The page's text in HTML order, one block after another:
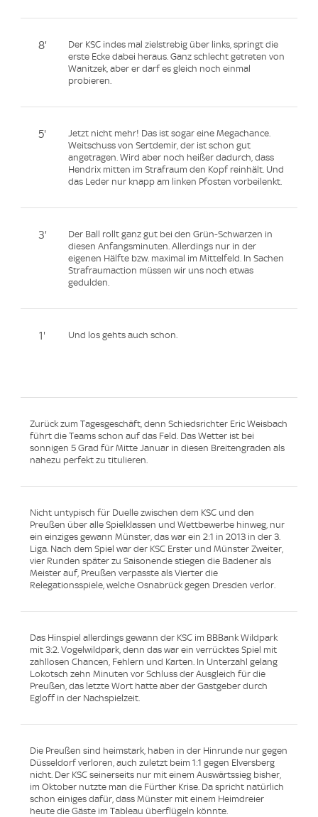
8'
Der KSC indes mal zielstrebig über links, springt die
erste Ecke dabei heraus. Ganz schlecht getreten von
Wanitzek, aber er darf es gleich noch einmal
probieren.
5'
Jetzt nicht mehr! Das ist sogar eine Megachance.
Weitschuss von Sertdemir, der ist schon gut
angetragen. Wird aber noch heißer dadurch, dass
Hendrix mitten im Strafraum den Kopf reinhält. Und
das Leder nur knapp am linken Pfosten vorbeilenkt.
3'
Der Ball rollt ganz gut bei den Grün-Schwarzen in
diesen Anfangsminuten. Allerdings nur in der
eigenen Hälfte bzw. maximal im Mittelfeld. In Sachen
Strafraumaction müssen wir uns noch etwas
gedulden.
1' Und los gehts auch schon.
Zurück zum Tagesgeschäft, denn Schiedsrichter Eric Weisbach
führt die Teams schon auf das Feld. Das Wetter ist bei
sonnigen 5 Grad für Mitte Januar in diesen Breitengraden als
nahezu perfekt zu titulieren.
Nicht untypisch für Duelle zwischen dem KSC und den
Preußen über alle Spielklassen und Wettbewerbe hinweg, nur
ein einziges gewann Münster, das war ein 2:1 in 2013 in der 3.
Liga. Nach dem Spiel war der KSC Erster und Münster Zweiter,
vier Runden später zu Saisonende stiegen die Badener als
Meister auf, Preußen verpasste als Vierter die
Relegationsspiele, welche Osnabrück gegen Dresden verlor.
Das Hinspiel allerdings gewann der KSC im BBBank Wildpark
mit 3:2. Vogelwildpark, denn das war ein verrücktes Spiel mit
zahllosen Chancen, Fehlern und Karten. In Unterzahl gelang
Lokotsch zehn Minuten vor Schluss der Ausgleich für die
Preußen, das letzte Wort hatte aber der Gastgeber durch
Egloff in der Nachspielzeit.
Die Preußen sind heimstark, haben in der Hinrunde nur gegen
Düsseldorf verloren, auch zuletzt beim 1:1 gegen Elversberg
nicht. Der KSC seinerseits nur mit einem Auswärtssieg bisher,
im Oktober nutzte man die Fürther Krise. Da spricht natürlich
schon einiges dafür, dass Münster mit einem Heimdreier
heute die Gäste im Tableau überflügeln könnte.